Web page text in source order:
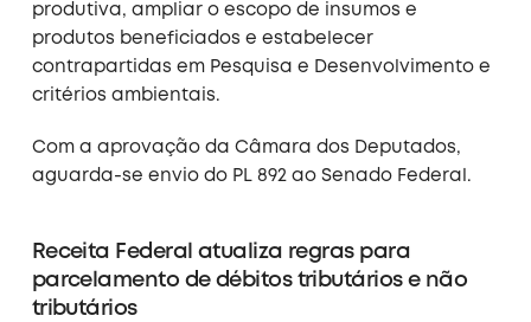
produtiva, ampliar o escopo de insumos e
produtos beneficiados e estabelecer
contrapartidas em Pesquisa e Desenvolvimento e
critérios ambientais.
Com a aprovação da Câmara dos Deputados,
aguarda-se envio do PL 892 ao Senado Federal.
Receita Federal atualiza regras para
parcelamento de débitos tributários e não
tributários